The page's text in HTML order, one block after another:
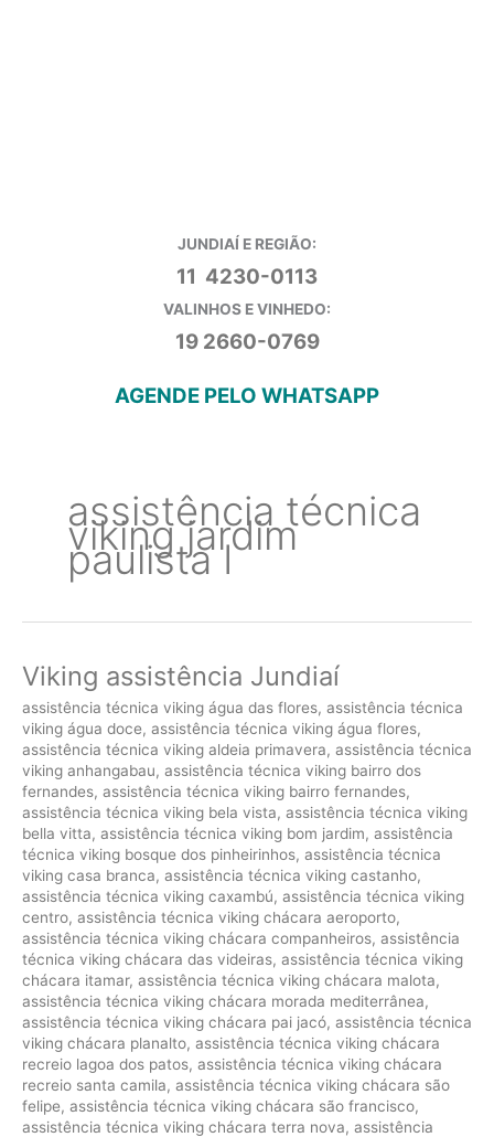
JUNDIAÍ E REGIÃO:
11 4230-0113
VALINHOS E VINHEDO:
19 2660-0769
AGENDE PELO WHATSAPP
assistência técnica
viking jardim
paulista I
Viking assistência Jundiaí
assistência técnica viking água das flores, assistência técnica
viking água doce, assistência técnica viking água flores,
assistência técnica viking aldeia primavera, assistência técnica
viking anhangabau, assistência técnica viking bairro dos
fernandes, assistência técnica viking bairro fernandes,
assistência técnica viking bela vista, assistência técnica viking
bella vitta, assistência técnica viking bom jardim, assistência
técnica viking bosque dos pinheirinhos, assistência técnica
viking casa branca, assistência técnica viking castanho,
assistência técnica viking caxambú, assistência técnica viking
centro, assistência técnica viking chácara aeroporto,
assistência técnica viking chácara companheiros, assistência
técnica viking chácara das videiras, assistência técnica viking
chácara itamar, assistência técnica viking chácara malota,
assistência técnica viking chácara morada mediterrânea,
assistência técnica viking chácara pai jacó, assistência técnica
viking chácara planalto, assistência técnica viking chácara
recreio lagoa dos patos, assistência técnica viking chácara
recreio santa camila, assistência técnica viking chácara são
felipe, assistência técnica viking chácara são francisco,
assistência técnica viking chácara terra nova, assistência